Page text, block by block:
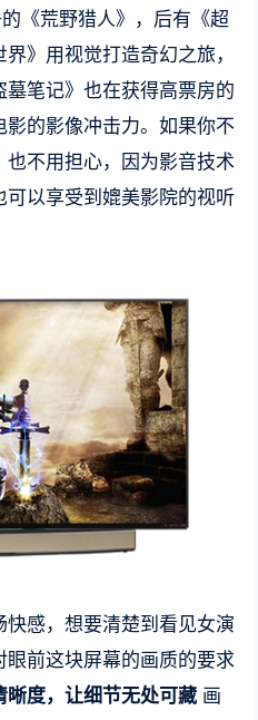
《荒野猎人》，后有《超
》用视觉打造奇幻之旅，
墓笔记》也在获得高票房的
影的影像冲击力。如果你不
不用担心，因为影音技术
以享受到媲美影院的视听
感，想要清楚到看见女演
眼前这块屏幕的画质的要求
晰度，让细节无处可藏 画